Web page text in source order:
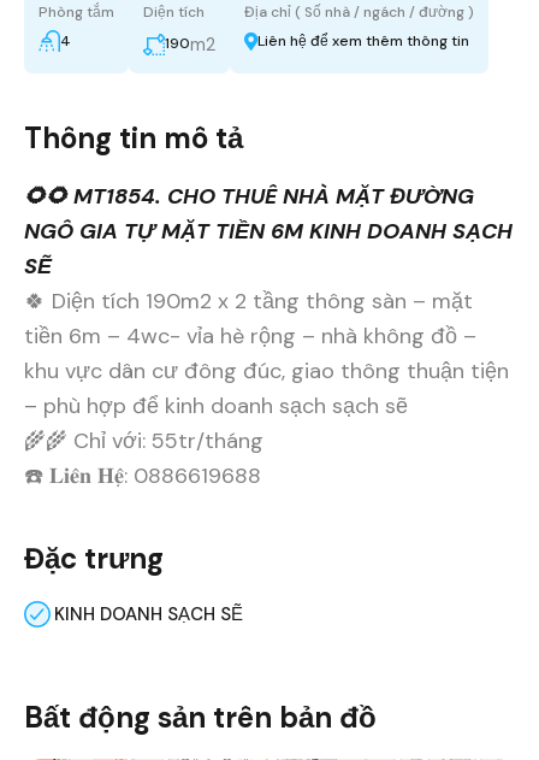
Phòng tắm
4
Diện tích
190m2
Địa chỉ ( Số nhà / ngách / đường )
Liên hệ để xem thêm thông tin
Thông tin mô tả
🌻🌻 MT1854. CHO THUÊ NHÀ MẶT ĐƯỜNG
NGÔ GIA TỰ MẶT TIỀN 6M KINH DOANH SẠCH
SẼ
🍀 Diện tích 190m2 x 2 tầng thông sàn – mặt
tiền 6m – 4wc- vỉa hè rộng – nhà không đồ –
khu vực dân cư đông đúc, giao thông thuận tiện
– phù hợp để kinh doanh sạch sạch sẽ
🌾🌾 Chỉ với: 55tr/tháng
☎️ 𝐋𝐢𝐞̂𝐧 𝐇𝐞̣̂: 0886619688
Đặc trưng
KINH DOANH SẠCH SẼ
Bất động sản trên bản đồ